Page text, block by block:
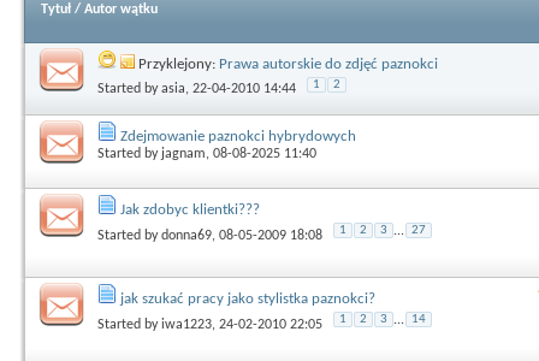
Tytuł / Autor wątku
Przyklejony: Prawa autorskie do zdjęć paznokci
Started byasia, 22-04-2010 14:44 1 2
Zdejmowanie paznokci hybrydowych
Started by jagnam, 08-08-2025 11:40
Jak zdobyc klientki???
Started bydonna69, 08-05-2009 18:08 1 2 3 ... 27
jak szukać pracy jako stylistka paznokci?
Started byiwa1223, 24-02-2010 22:05 1 2 3 ... 14